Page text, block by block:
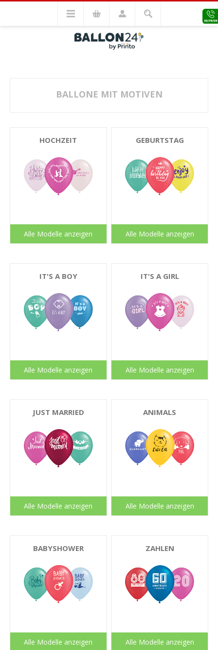
BALLONE MIT MOTIVEN
HOCHZEIT
Alle Modelle anzeigen
GEBURTSTAG
Alle Modelle anzeigen
IT'S A BOY
Alle Modelle anzeigen
IT'S A GIRL
Alle Modelle anzeigen
JUST MARRIED
Alle Modelle anzeigen
ANIMALS
Alle Modelle anzeigen
BABYSHOWER
Alle Modelle anzeigen
ZAHLEN
Alle Modelle anzeigen